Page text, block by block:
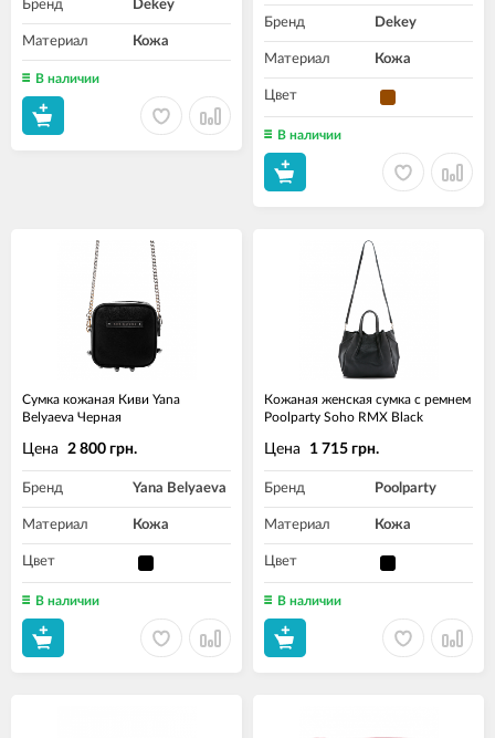
Бренд Dekey
Материал Кожа
В наличии
Бренд Dekey
Материал Кожа
Цвет
В наличии
Сумка кожаная Киви Yana
Belyaeva Черная
Цена 2 800 грн.
Бренд Yana Belyaeva
Материал Кожа
Цвет
В наличии
Кожаная женская сумка с ремнем
Poolparty Soho RMX Black
Цена 1 715 грн.
Бренд Poolparty
Материал Кожа
Цвет
В наличии